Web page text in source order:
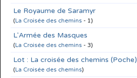
Le Royaume de Saramyr
(La Croisée des chemins - 1)
L'Armée des Masques
(La Croisée des chemins - 3)
Lot : La croisée des chemins (Poche)
(La Croisée des chemins)